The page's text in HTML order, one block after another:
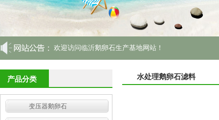
欢迎访问临沂鹅卵石生产基地网站！
产品分类
变压器鹅卵石
水处理鹅卵石滤料